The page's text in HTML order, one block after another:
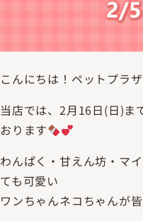
こんにちは！ペットプラ
当店では、2月16日(日)ま
おります
わんぱく・甘えん坊・マ
ても可愛い
ワンちゃんネコちゃんが